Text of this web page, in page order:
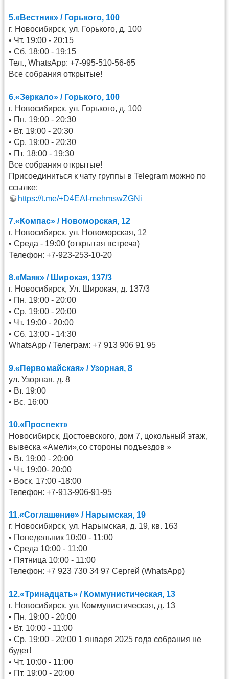
5.«Вестник» / Горького, 100
г. Новосибирск, ул. Горького, д. 100
• Чт. 19:00 - 20:15
• Сб. 18:00 - 19:15
Тел., WhatsApp: +7-995-510-56-65
Все собрания открытые!
6.«Зеркало» / Горького, 100
г. Новосибирск, ул. Горького, д. 100
• Пн. 19:00 - 20:30
• Вт. 19:00 - 20:30
• Ср. 19:00 - 20:30
• Пт. 18:00 - 19:30
Все собрания открытые!
Присоединиться к чату группы в Telegram можно по
ссылке:
https://t.me/+D4EAI-mehmswZGNi
7.«Компас» / Новоморская, 12
г. Новосибирск, ул. Новоморская, 12
• Среда - 19:00 (открытая встреча)
Телефон: +7-923-253-10-20
8.«Маяк» / Широкая, 137/3
г. Новосибирск, Ул. Широкая, д. 137/3
• Пн. 19:00 - 20:00
• Ср. 19:00 - 20:00
• Чт. 19:00 - 20:00
• Сб. 13:00 - 14:30
WhatsApp / Телеграм: +7 913 906 91 95
9.«Первомайская» / Узорная, 8
ул. Узорная, д. 8
• Вт. 19:00
• Вс. 16:00
10.«Проспект»
Новосибирск, Достоевского, дом 7, цокольный этаж,
вывеска «Амели»,со стороны подъездов »
• Вт. 19:00 - 20:00
• Чт. 19:00- 20:00
• Воск. 17:00 -18:00
Телефон: +7-913-906-91-95
11.«Соглашение» / Нарымская, 19
г. Новосибирск, ул. Нарымская, д. 19, кв. 163
• Понедельник 10:00 - 11:00
• Среда 10:00 - 11:00
• Пятница 10:00 - 11:00
Телефон: +7 923 730 34 97 Сергей (WhatsApp)
12.«Тринадцать» / Коммунистическая, 13
г. Новосибирск, ул. Коммунистическая, д. 13
• Пн. 19:00 - 20:00
• Вт. 10:00 - 11:00
• Ср. 19:00 - 20:00 1 января 2025 года собрания не
будет!
• Чт. 10:00 - 11:00
• Пт. 19:00 - 20:00